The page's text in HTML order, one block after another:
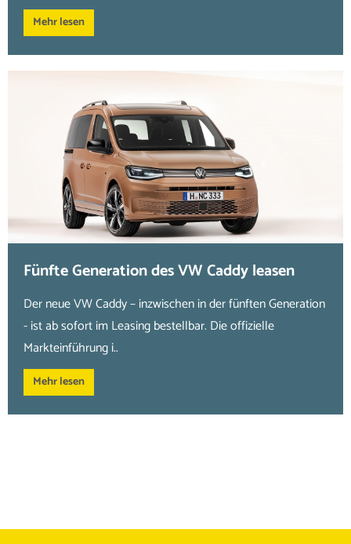
Mehr lesen
Fünfte Generation des VW Caddy leasen
Der neue VW Caddy – inzwischen in der fünften Generation
- ist ab sofort im Leasing bestellbar. Die offizielle
Markteinführung i..
Mehr lesen